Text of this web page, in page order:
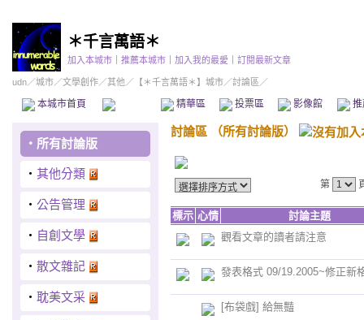
＊千言萬語＊
加入本城市 推薦本城市 加入我的最愛 訂閱最新文章
udn／城市／文學創作／其他 ／ 【＊千言萬語＊】城市／討論區／
本城市首頁 精華區 投票區 影像館
‧ 所有討論版
‧ 其他分類
‧ 公告管理
‧ 自創文學
‧ 散文雜記
‧ 耽美文采
討論區 （所有討論版）
第
標示 心情
討論主題
觀看文章的讀者請注意
發表格式 09/19.2005~修正新
[布袋戲] 給無豔